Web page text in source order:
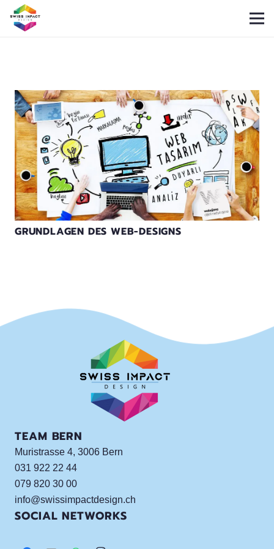
GRUNDLAGEN DES WEB-DESIGNS
TEAM BERN
Muristrasse 4, 3006 Bern
031 922 22 44
079 820 30 00
info@swissimpactdesign.ch
SOCIAL NETWORKS